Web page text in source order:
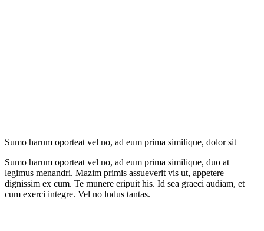
Sumo harum oporteat vel no, ad eum prima similique, dolor sit
Sumo harum oporteat vel no, ad eum prima similique, duo at
legimus menandri. Mazim primis assueverit vis ut, appetere
dignissim ex cum. Te munere eripuit his. Id sea graeci audiam, et
cum exerci integre. Vel no ludus tantas.